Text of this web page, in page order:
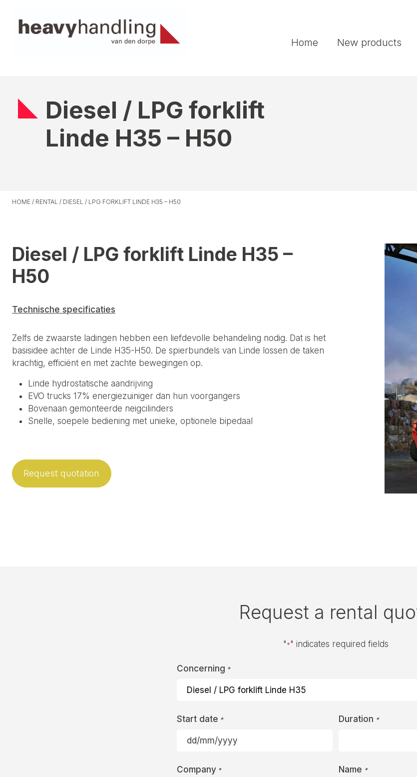
Home New products
Diesel / LPG forklift
Linde H35 – H50
HOME / RENTAL / DIESEL / LPG FORKLIFT LINDE H35 – H50
Diesel / LPG forklift Linde H35 –
H50
Technische specificaties
Zelfs de zwaarste ladingen hebben een liefdevolle behandeling nodig. Dat is het
basisidee achter de Linde H35-H50. De spierbundels van Linde lossen de taken
krachtig, efficiënt en met zachte bewegingen op.
Linde hydrostatische aandrijving
EVO trucks 17% energiezuiniger dan hun voorgangers
Bovenaan gemonteerde neigcilinders
Snelle, soepele bediening met unieke, optionele bipedaal
Request quotation
Request a rental
"*" indicates required fields
Concerning *
Start date *
DD
MM
Duration *
Company * Name *